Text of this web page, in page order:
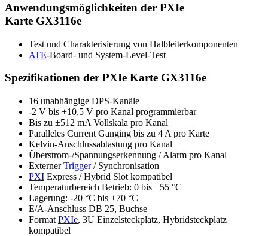
Anwendungsmöglichkeiten der PXIe
Karte GX3116e
Test und Charakterisierung von Halbleiterkomponenten
ATE-Board- und System-Level-Test
Spezifikationen der PXIe Karte GX3116e
16 unabhängige DPS-Kanäle
-2 V bis +10,5 V pro Kanal programmierbar
Bis zu ±512 mA Vollskala pro Kanal
Paralleles Current Ganging bis zu 4 A pro Karte
Kelvin-Anschlussabtastung pro Kanal
Überstrom-/Spannungserkennung / Alarm pro Kanal
ExternerTrigger/ Synchronisation
PXI Express / Hybrid Slot kompatibel
Temperaturbereich Betrieb: 0 bis +55 °C
Lagerung: -20 °C bis +70 °C
E/A-Anschluss DB 25, Buchse
Format PXIe, 3U Einzelsteckplatz, Hybridsteckplatz
kompatibel